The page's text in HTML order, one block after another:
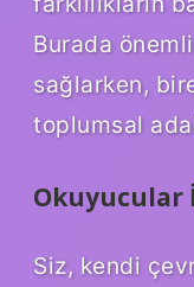
Burada
sağlarken,
toplumsal
Okuyucular
Siz, kendi